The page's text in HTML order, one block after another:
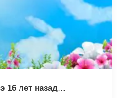
16 лет назад…